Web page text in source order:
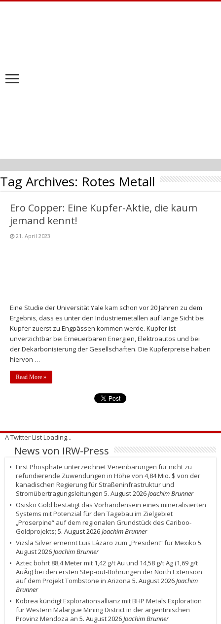
Tag Archives: Rotes Metall
Ero Copper: Eine Kupfer-Aktie, die kaum
jemand kennt!
21. April 2023
Eine Studie der Universität Yale kam schon vor 20 Jahren zu dem
Ergebnis, dass es unter den Industriemetallen auf lange Sicht bei
Kupfer zuerst zu Engpässen kommen werde. Kupfer ist
unverzichtbar bei Erneuerbaren Energien, Elektroautos und bei
der Dekarbonisierung der Gesellschaften. Die Kupferpreise haben
hiervon …
Read More »
A Twitter List Loading...
News von IRW-Press
First Phosphate unterzeichnet Vereinbarungen für nicht zu
refundierende Zuwendungen in Höhe von 4,84 Mio. $ von der
kanadischen Regierung für Straßeninfrastruktur und
Stromübertragungsleitungen 5. August 2026Joachim Brunner
Osisko Gold bestätigt das Vorhandensein eines mineralisierten
Systems mit Potenzial für den Tagebau im Zielgebiet
„Proserpine“ auf dem regionalen Grundstück des Cariboo-
Goldprojekts; 5. August 2026Joachim Brunner
Vizsla Silver ernennt Luis Lázaro zum „President“ für Mexiko 5.
August 2026Joachim Brunner
Aztec bohrt 88,4 Meter mit 1,42 g/t Au und 14,58 g/t Ag (1,69 g/t
AuÄq) bei den ersten Step-out-Bohrungen der North Extension
auf dem Projekt Tombstone in Arizona 5. August 2026Joachim
Brunner
Kobrea kündigt Explorationsallianz mit BHP Metals Exploration
für Western Malargüe Mining District in der argentinischen
Provinz Mendoza an 5. August 2026Joachim Brunner